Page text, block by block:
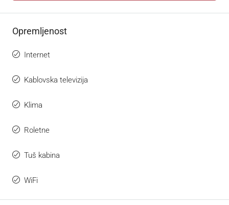
Opremljenost
Internet
Kablovska televizija
Klima
Roletne
Tuš kabina
WiFi